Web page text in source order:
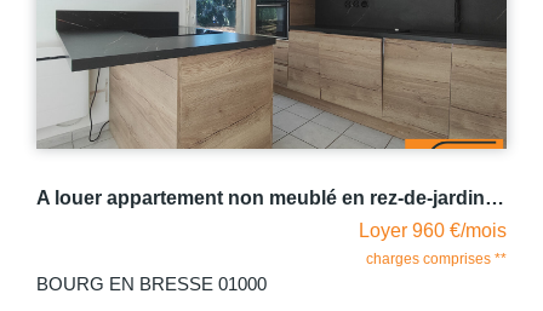
A louer appartement non meublé en rez-de-jardin Bourg-en-Bresse 3 pièce(s) 67.93 m2 proche Intermarché avec garage
Loyer 960 €/mois
charges comprises **
BOURG EN BRESSE 01000